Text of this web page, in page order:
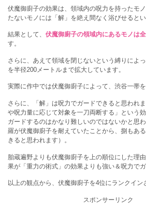
伏魔御廚子の効果は、領域内の呪力を持ったモ
たないモノには「解」を絶え間なく浴びせるとい
結果として、 伏魔御廚子の領域内にあるモノは
す。
さらに、あえて領域を閉じないという縛りによ
を半径200メートルまで拡大しています。
実際に作中では伏魔御廚子によって、渋谷一帯
さらに、「解」は呪力でガードできると思われ
や呪力量に応じて対象を一刀両断する」という
ガードするのはかなり難しいのではないかと思
羅が伏魔御廚子を耐えていたことから、捌もあ
きると思われます）。
胎蔵遍野よりも伏魔御廚子を上の順位にした理
果が「重力の術式」の効果よりも強い＆呪力で
以上の観点から、伏魔御廚子を4位にランクイン
スポンサーリンク